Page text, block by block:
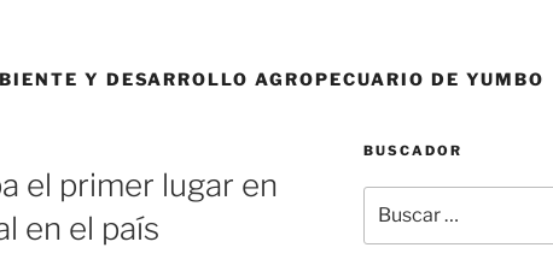
Y DESARROLLO AGROPECUARIO DE YUMBO
el primer lugar en
en el país
BUSCADOR
por: